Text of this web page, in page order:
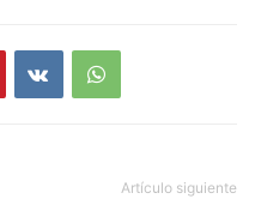
Artículo siguiente